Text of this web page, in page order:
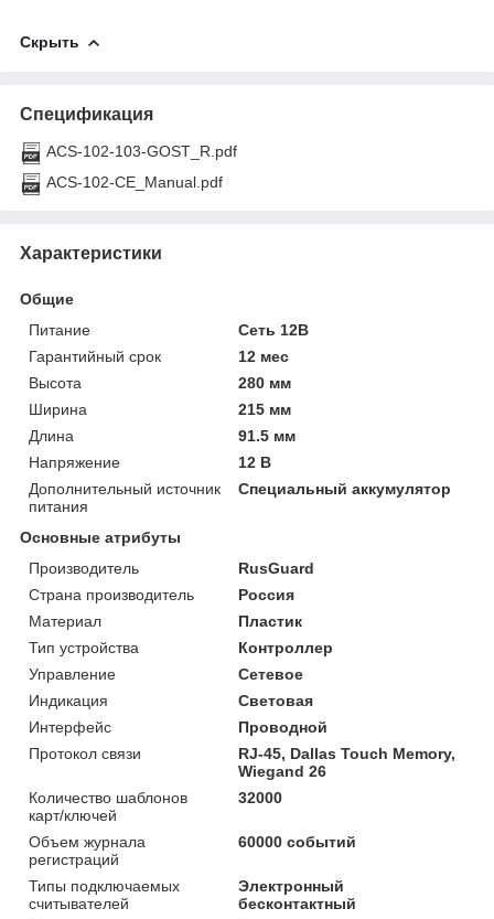
Скрыть
Спецификация
ACS-102-103-GOST_R.pdf
ACS-102-CE_Manual.pdf
Характеристики
Общие
Питание
Сеть 12В
Гарантийный срок
12 мес
Высота
280 мм
Ширина
215 мм
Длина
91.5 мм
Напряжение
12 В
Дополнительный источник
питания
Специальный аккумулятор
Основные атрибуты
Производитель
RusGuard
Страна производитель
Россия
Материал
Пластик
Тип устройства
Контроллер
Управление
Сетевое
Индикация
Световая
Интерфейс
Проводной
Протокол связи
RJ-45, Dallas Touch Memory,
Wiegand 26
Количество шаблонов
карт/ключей
32000
Объем журнала
регистраций
60000 событий
Типы подключаемых
считывателей
Электронный
бесконтактный